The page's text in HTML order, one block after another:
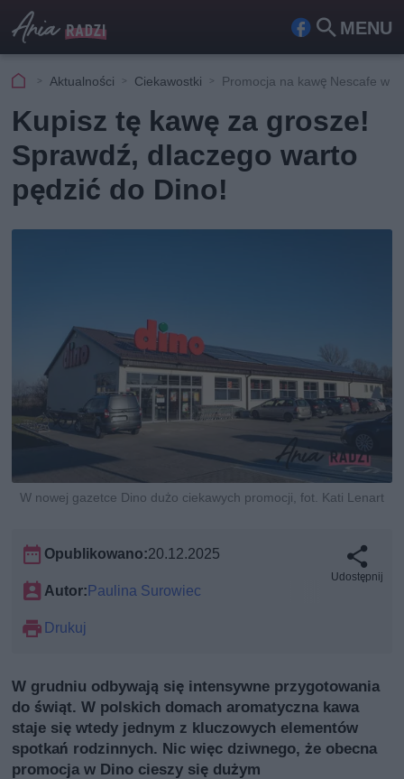
MENU
Fa
ook
Szu
kaj
Aktualności Ciekawostki Promocja na kawę Nescafe w
Kupisz tę kawę za grosze!
Sprawdź, dlaczego warto
pędzić do Dino!
W nowej gazetce Dino dużo ciekawych promocji, fot. Kati Lenart
Opublikowano:20.12.2025
Autor:Paulina Surowiec
Drukuj
Udostępnij
W grudniu odbywają się intensywne przygotowania
do świąt. W polskich domach aromatyczna kawa
staje się wtedy jednym z kluczowych elementów
spotkań rodzinnych. Nic więc dziwnego, że obecna
promocja w Dino cieszy się dużym